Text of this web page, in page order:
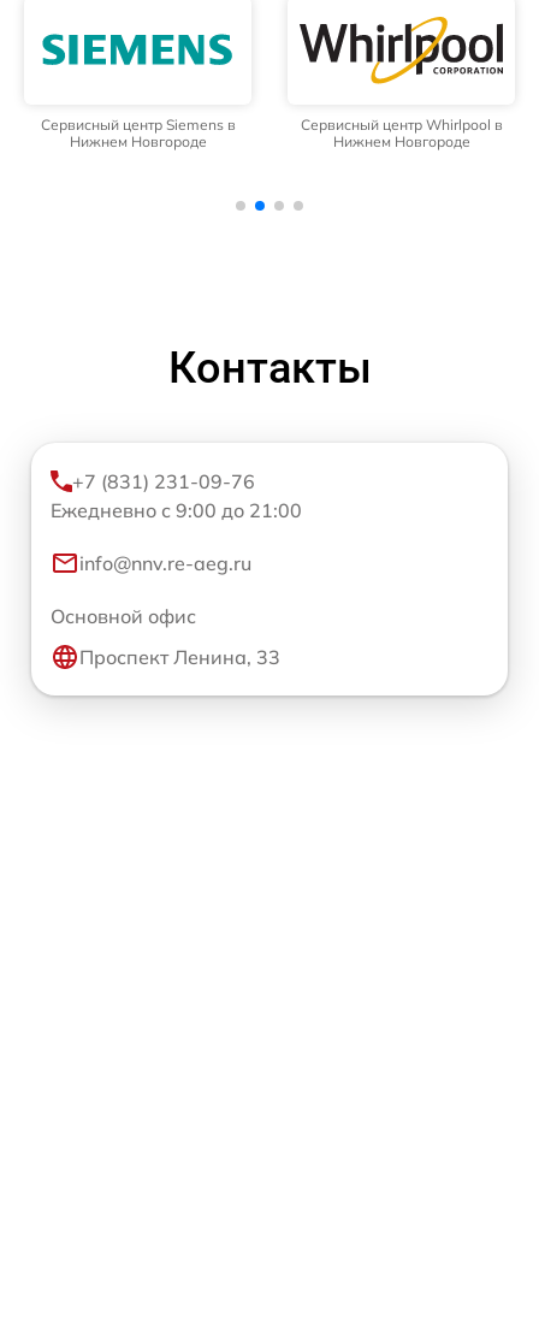
Сервисный центр Siemens в
Нижнем Новгороде
Сервисный центр Whirlpool в
Нижнем Новгороде
Контакты
+7 (831) 231-09-76
Ежедневно с 9:00 до 21:00
info@nnv.re-aeg.ru
Основной офис
Проспект Ленина, 33